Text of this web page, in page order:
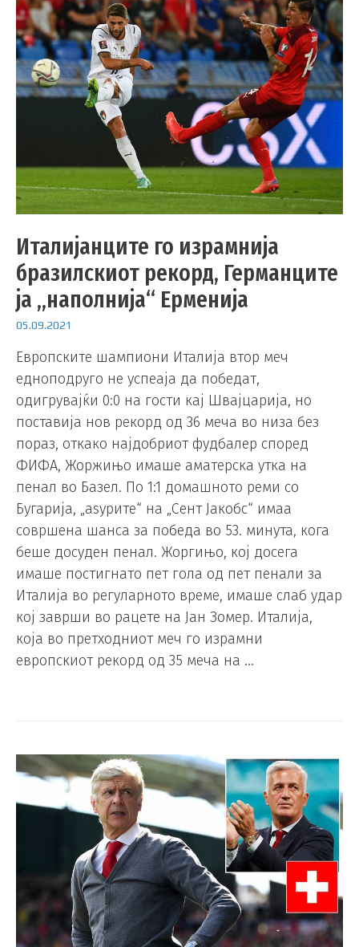
Италијанците го израмнија
бразилскиот рекорд, Германците
ја „наполнија“ Ерменија
05.09.2021
Европските шампиони Италија втор меч
едноподруго не успеаја да победат,
одигрувајќи 0:0 на гости кај Швајцарија, но
поставија нов рекорд од 36 меча во низа без
пораз, откако најдобриот фудбалер според
ФИФА, Жоржињо имаше аматерска утка на
пенал во Базел. По 1:1 домашното реми со
Бугарија, „аѕурите“ на „Сент Јакобс“ имаа
совршена шанса за победа во 53. минута, кога
беше досуден пенал. Жоргињо, кој досега
имаше постигнато пет гола од пет пенали за
Италија во регуларното време, имаше слаб удар
кој заврши во рацете на Јан Зомер. Италија,
која во претходниот меч го израмни
европскиот рекорд од 35 меча на …